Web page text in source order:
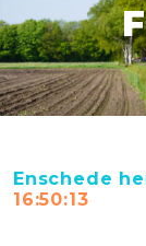
Enschede
16:50:13